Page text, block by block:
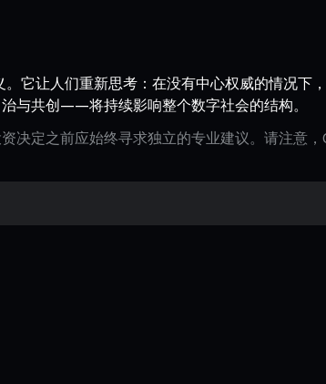
它让人们重新思考：在没有中心权威的情况
与共创——将持续影响整个数字社会的结构。
决定之前应始终寻求独立的专业建议。请注意